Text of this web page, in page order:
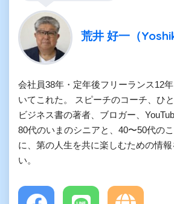
荒井 好一（
会社員38年・定年後フリーランス12
いてこれた。 スピーチのコーチ、ひ
ビジネス書の著者、ブロガー、
80代のいまのシニアと、40〜50代の
に、第の人生を共に楽しむための情
い。